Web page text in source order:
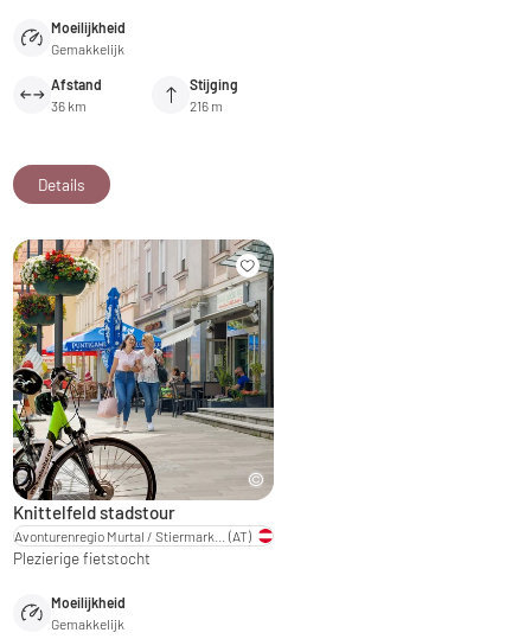
Moeilijkheid
Gemakkelijk
Afstand
36 km
Stijging
216 m
Details
Knittelfeld stadstour
(AT)
Plezierige fietstocht
Moeilijkheid
Gemakkelijk